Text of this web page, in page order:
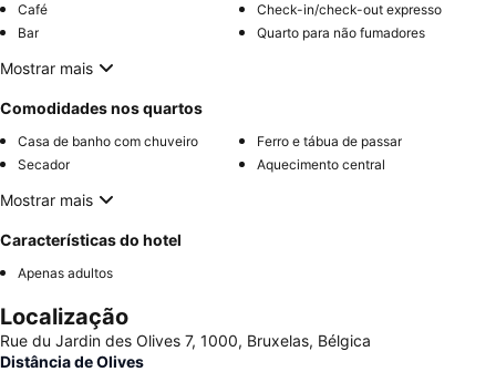
Café
Check-in/check-out expresso
Bar
Quarto para não fumadores
Mostrar mais
Comodidades nos quartos
Casa de banho com chuveiro
Ferro e tábua de passar
Secador
Aquecimento central
Mostrar mais
Características do hotel
Apenas adultos
Localização
Rue du Jardin des Olives 7, 1000, Bruxelas, Bélgica
Distância de Olives